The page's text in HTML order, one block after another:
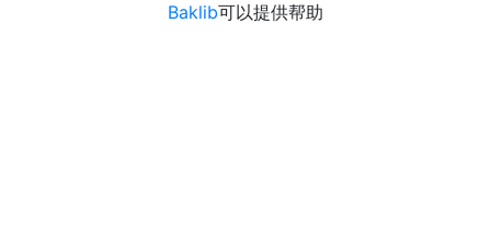
Baklib可以提供帮助